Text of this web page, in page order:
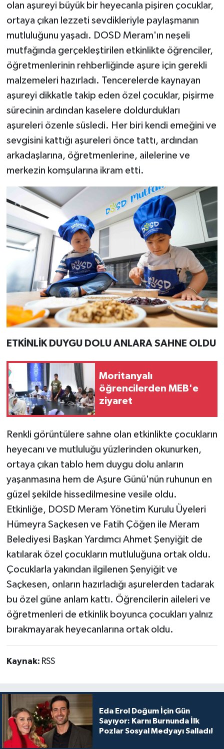
olan aşureyi büyük bir heyecanla pişiren çocuklar,
ortaya çıkan lezzeti sevdikleriyle paylaşmanın
mutluluğunu yaşadı. DOSD Meram'ın neşeli
mutfağında gerçekleştirilen etkinlikte öğrenciler,
öğretmenlerinin rehberliğinde aşure için gerekli
malzemeleri hazırladı. Tencerelerde kaynayan
aşureyi dikkatle takip eden özel çocuklar, pişirme
sürecinin ardından kaselere doldurdukları
aşureleri özenle süsledi. Her biri kendi emeğini ve
sevgisini kattığı aşureleri önce tattı, ardından
arkadaşlarına, öğretmenlerine, ailelerine ve
merkezin komşularına ikram etti.
ETKİNLİK DUYGU DOLU ANLARA SAHNE OLDU
Moritanyalı
öğrencilerden MEB'e
ziyaret
Renkli görüntülere sahne olan etkinlikte çocukların
heyecanı ve mutluluğu yüzlerinden okunurken,
ortaya çıkan tablo hem duygu dolu anların
yaşanmasına hem de Aşure Günü'nün ruhunun en
güzel şekilde hissedilmesine vesile oldu.
Etkinliğe, DOSD Meram Yönetim Kurulu Üyeleri
Hümeyra Saçkesen ve Fatih Çöğen ile Meram
Belediyesi Başkan Yardımcı Ahmet Şenyiğit de
katılarak özel çocukların mutluluğuna ortak oldu.
Çocuklarla yakından ilgilenen Şenyiğit ve
Saçkesen, onların hazırladığı aşurelerden tadarak
bu özel güne anlam kattı. Öğrencilerin aileleri ve
öğretmenleri de etkinlik boyunca çocukları yalnız
bırakmayarak heyecanlarına ortak oldu.
Kaynak: RSS
Eda Erol Doğum İçin Gün
Sayıyor: Karnı Burnunda İlk
Pozlar Sosyal Medyayı Salladı!